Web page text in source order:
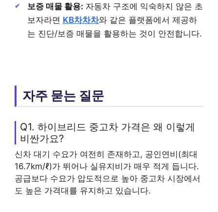
보증 매물 활용: 자동차 구조에 익숙하지 않은 초
보자라면 KB차차차와 같은 플랫폼에서 제공하
는 진단/보증 매물을 활용하는 것이 안전합니다.
자주 묻는 질문
Q1. 하이브리드 중고차 가격은 왜 이렇게
비싼가요?
신차 대기 수요가 여전히 존재하고, 공인연비(최대
16.7km/ℓ)가 뛰어나 실유지비가 매우 적게 듭니다.
공급보다 수요가 압도적으로 높아 중고차 시장에서
도 높은 가격대를 유지하고 있습니다.